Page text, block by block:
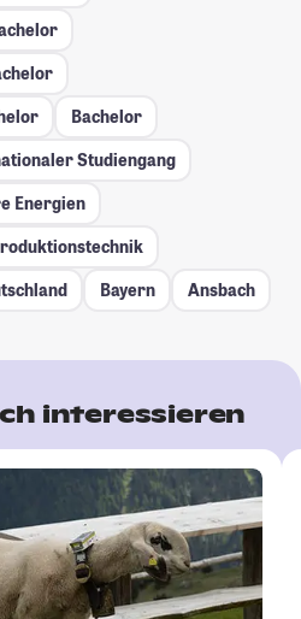
Bachelor
Studiengang
Energien
Bayern Ansbach
interessieren